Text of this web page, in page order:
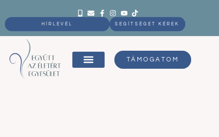
HÍRLEVÉL SEGÍTSÉGET KÉREK
TÁMOGATOM